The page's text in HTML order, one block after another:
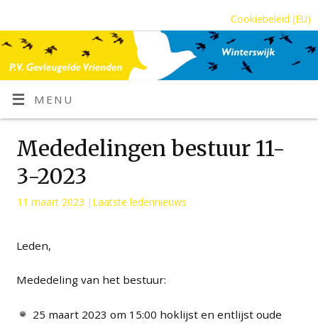
Cookiebeleid (EU)
MENU
Mededelingen bestuur 11-
3-2023
11 maart 2023 | Laatste ledennieuws
Leden,
Mededeling van het bestuur:
25 maart 2023 om 15:00 hoklijst en entlijst oude